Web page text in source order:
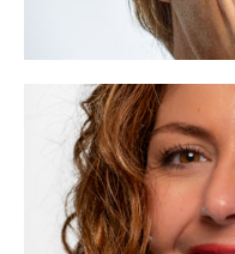
Allenoosh Azarian
06-30009276
allenoosh@voor.nl
Nieuwsgierigheid, ik
Lees meer